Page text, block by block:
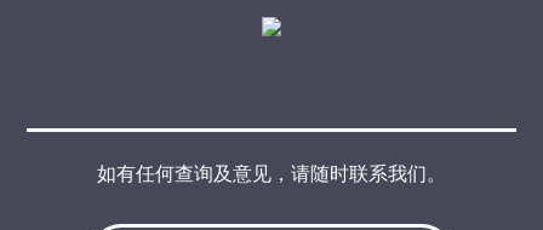
如有任何查询及意见，请随时联系我们。